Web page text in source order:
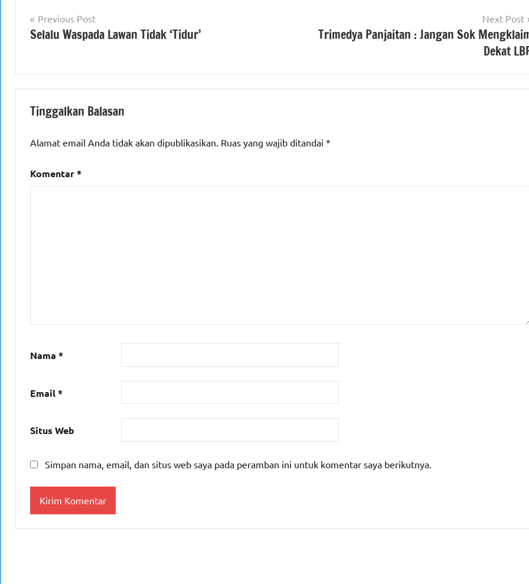
Navigasi
pos
Previous Post
Selalu Waspada Lawan Tidak ‘Tidur’
Next Post
Trimedya Panjaitan : Jangan Sok
Dekat
Tinggalkan Balasan
Alamat email Anda tidak akan dipublikasikan. Ruas yang wajib ditandai *
Komentar*
Nama *
Email*
Situs Web
Simpan nama, email, dan situs web saya pada peramban ini untuk komentar saya berikutnya.